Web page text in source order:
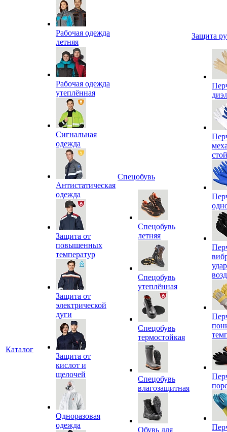
Каталог
Рабочая одежда
летняя
Рабочая одежда
утеплённая
Сигнальная
одежда
Антистатическая
одежда
Защита от
повышенных
температур
Защита от
электрической
дуги
Защита от
кислот и
щелочей
Одноразовая
одежда
Спецобувь
Спецобувь
летняя
Спецобувь
утеплённая
Спецобувь
термостойкая
Спецобувь
влагозащитная
Обувь для
Защита